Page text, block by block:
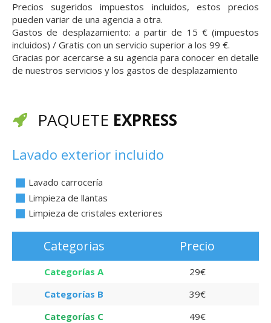
Precios sugeridos impuestos incluidos, estos precios
pueden variar de una agencia a otra.
Gastos de desplazamiento: a partir de 15 € (impuestos
incluidos) / Gratis con un servicio superior a los 99 €.
Gracias por acercarse a su agencia para conocer en detalle
de nuestros servicios y los gastos de desplazamiento
PAQUETE EXPRESS
Lavado exterior incluido
Lavado carrocería
Limpieza de llantas
Limpieza de cristales exteriores
Categorias Precio
Categorías A
29€
Categorías B
39€
Categorías C
49€